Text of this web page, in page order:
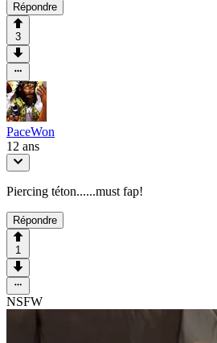
Répondre
3
PaceWon
12 ans
Piercing téton......must fap!
Répondre
1
NSFW